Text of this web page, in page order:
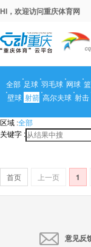
HI，欢迎访问重庆体育网
全部 足球 羽毛球 网球
壁球 射箭 高尔夫球 射击
区域 :全部
关键字 :
首页 上一页 1
意见反